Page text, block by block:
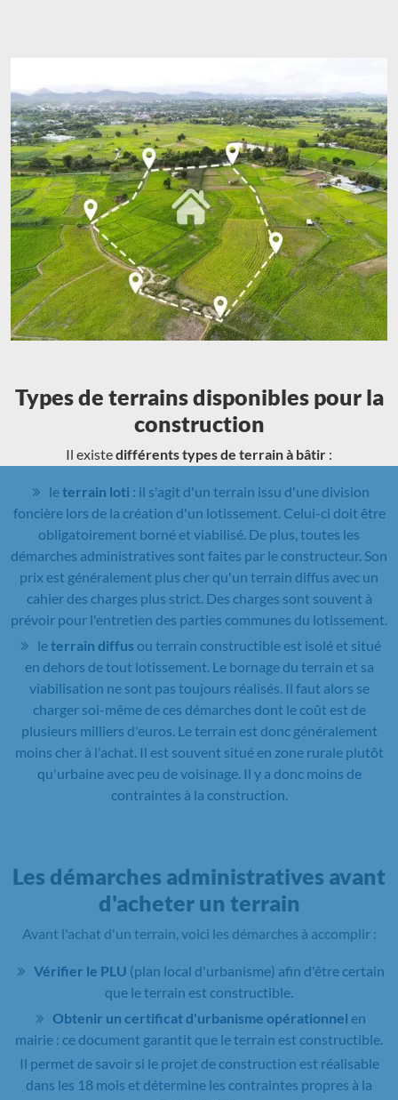
Types de terrains disponibles pour la
construction
Il existedifférents types de terrain à bâtir :
leterrain loti : il s'agit d'un terrain issu d'une division
foncière lors de la création d'un lotissement. Celui-ci doit être
obligatoirement borné et viabilisé. De plus, toutes les
démarches administratives sont faites par le constructeur. Son
prix est généralement plus cher qu'un terrain diffus avec un
cahier des charges plus strict. Des charges sont souvent à
prévoir pour l'entretien des parties communes du lotissement.
leterrain diffusou terrain constructible est isolé et situé
en dehors de tout lotissement. Le bornage du terrain et sa
viabilisation ne sont pas toujours réalisés. Il faut alors se
charger soi-même de ces démarches dont le coût est de
plusieurs milliers d'euros. Le terrain est donc généralement
moins cher à l'achat. Il est souvent situé en zone rurale plutôt
qu'urbaine avec peu de voisinage. Il y a donc moins de
contraintes à la construction.
Les démarches administratives avant
d'acheter un terrain
Avant l'achat d'un terrain, voici les démarches à accomplir :
Vérifier le PLU (plan local d'urbanisme) afin d'être certain
que le terrain est constructible.
Obtenir un certificat d'urbanisme opérationnel en
mairie : ce document garantit que le terrain est constructible.
Il permet de savoir si le projet de construction est réalisable
dans les 18 mois et détermine les contraintes propres à la